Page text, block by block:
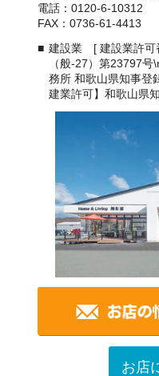
電話：0120-6-10312
FAX：0736-61-4413
建設業 [ 建設業許可
（般-27）第23797
務所 和歌山県知事登
建業許可】和歌山県
お店